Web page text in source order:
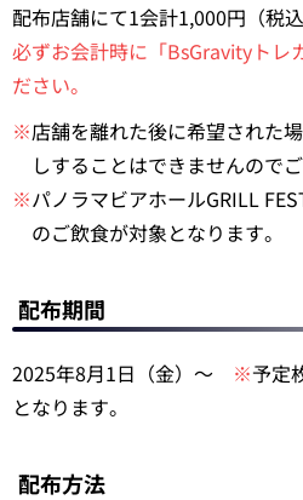
配布店舗にて1会計1,000円（税
必ずお会計時に「BsGravityトレ
ださい。
※店舗を離れた後に希望された
しすることはできませんので
※パノラマビアホールGRILL
のご飲食が対象となります。
配布期間
2025年8月1日（金）～ ※予定
となります。
配布方法